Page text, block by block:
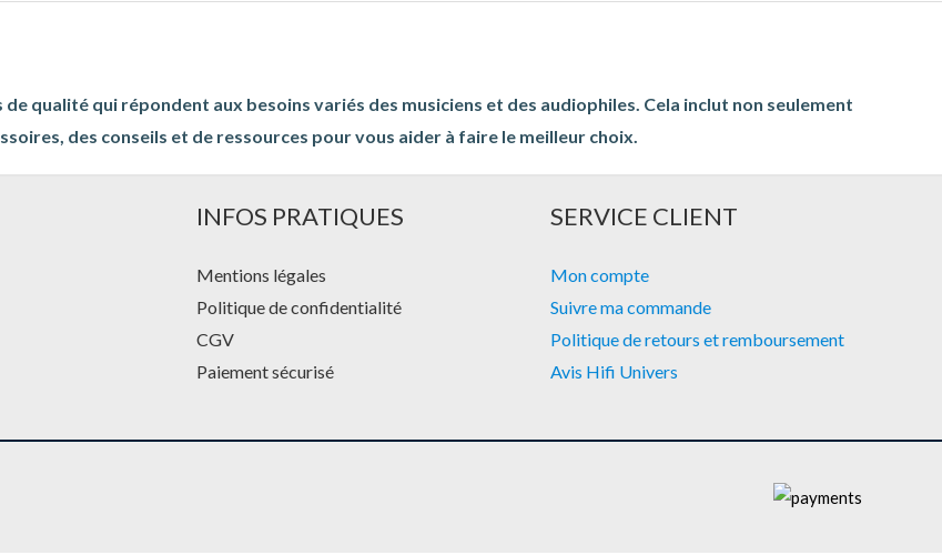
qualité qui répondent aux besoins variés des musiciens et des audiophiles. Cela inclut non seulement
des conseils et de ressources pour vous aider à faire le meilleur choix.
INFOS PRATIQUES
Mentions légales
Politique de confidentialité
CGV
Paiement sécurisé
SERVICE CLIENT
Mon compte
Suivre ma commande
Politique de retours et remboursement
Avis Hifi Univers